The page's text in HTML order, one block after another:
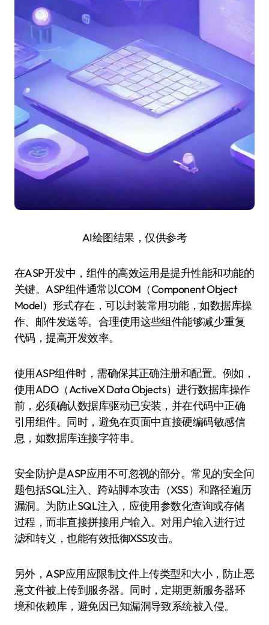
AI绘图结果，仅供参考
在ASP开发中，组件的高效运用是提升性能和功能的
关键。ASP组件通常以COM（Component Object
Model）形式存在，可以封装常用功能，如数据库操
作、邮件发送等。合理使用这些组件能够减少重复
代码，提高开发效率。
使用ASP组件时，需确保其正确注册和配置。例如，
使用ADO（ActiveX Data Objects）进行数据库操作
前，必须确认数据库驱动已安装，并在代码中正确
引用组件。同时，避免在页面中直接硬编码敏感信
息，如数据库连接字符串。
安全防护是ASP应用不可忽视的部分。常见的安全问
题包括SQL注入、跨站脚本攻击（XSS）和路径遍历
漏洞。为防止SQL注入，应使用参数化查询或存储
过程，而非直接拼接用户输入。对用户输入进行过
滤和转义，也能有效抵御XSS攻击。
另外，ASP应用应限制文件上传类型和大小，防止恶
意文件被上传到服务器。同时，定期更新服务器环
境和依赖库，避免因已知漏洞导致系统被入侵。